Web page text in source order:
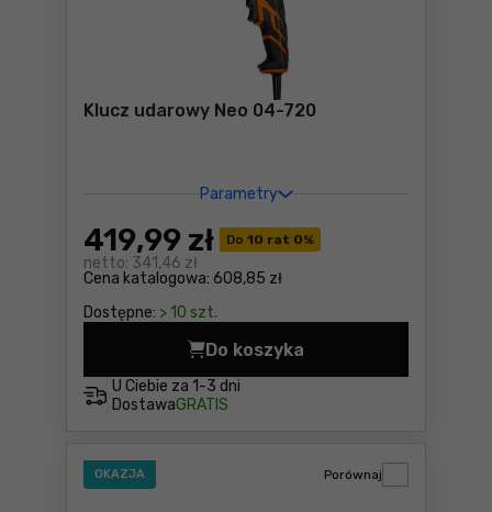
Klucz udarowy Neo 04-720
Parametry
Do 10 rat 0%
Cena katalogowa: 608,85 zł
419,99 zł
netto: 341,46 zł
Dostępne: > 10 szt.
U Ciebie za 1-3 dni
DostawaGRATIS
Do koszyka
Klucz udarowy Neo 04-720
OKAZJA Porównaj